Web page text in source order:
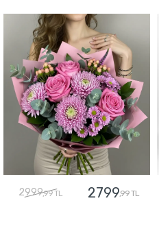
2999,99 TL 2799,99 TL